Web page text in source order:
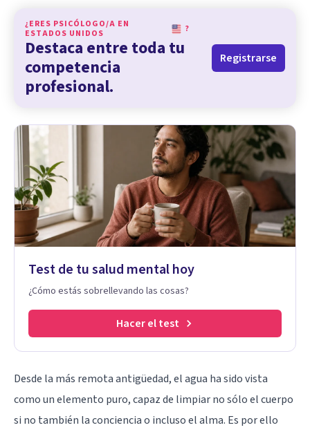
¿ERES PSICÓLOGO/A EN
ESTADOS UNIDOS
?
Destaca entre toda tu
competencia
profesional.
Registrarse
Test de tu salud mental hoy
¿Cómo estás sobrellevando las cosas?
Hacer el test
Desde la más remota antigüedad, el agua ha sido vista
como un elemento puro, capaz de limpiar no sólo el cuerpo
si no también la conciencia o incluso el alma. Es por ello